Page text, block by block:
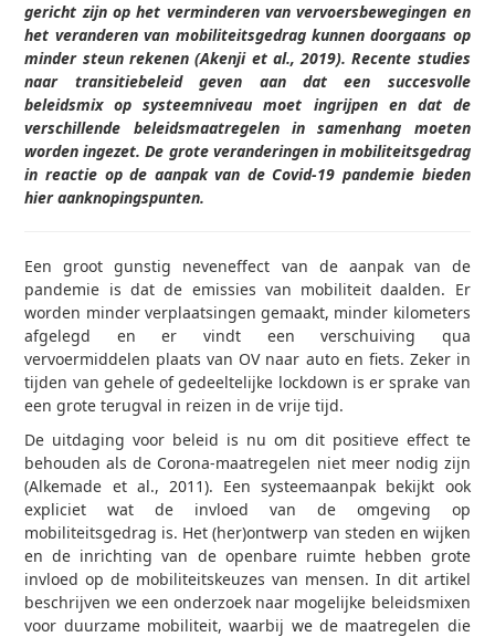
gericht zijn op het verminderen van vervoersbewegingen en
het veranderen van mobiliteitsgedrag kunnen doorgaans op
minder steun rekenen (Akenji et al., 2019). Recente studies
naar transitiebeleid geven aan dat een succesvolle
beleidsmix op systeemniveau moet ingrijpen en dat de
verschillende beleidsmaatregelen in samenhang moeten
worden ingezet. De grote veranderingen in mobiliteitsgedrag
in reactie op de aanpak van de Covid-19 pandemie bieden
hier aanknopingspunten.
Een groot gunstig neveneffect van de aanpak van de
pandemie is dat de emissies van mobiliteit daalden. Er
worden minder verplaatsingen gemaakt, minder kilometers
afgelegd en er vindt een verschuiving qua
vervoermiddelen plaats van OV naar auto en fiets. Zeker in
tijden van gehele of gedeeltelijke lockdown is er sprake van
een grote terugval in reizen in de vrije tijd.
De uitdaging voor beleid is nu om dit positieve effect te
behouden als de Corona-maatregelen niet meer nodig zijn
(Alkemade et al., 2011). Een systeemaanpak bekijkt ook
expliciet wat de invloed van de omgeving op
mobiliteitsgedrag is. Het (her)ontwerp van steden en wijken
en de inrichting van de openbare ruimte hebben grote
invloed op de mobiliteitskeuzes van mensen. In dit artikel
beschrijven we een onderzoek naar mogelijke beleidsmixen
voor duurzame mobiliteit, waarbij we de maatregelen die